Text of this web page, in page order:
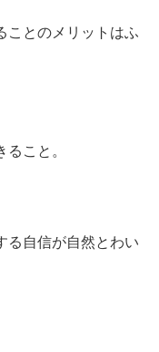
ことのメリットはふ
ること。
る自信が自然とわい